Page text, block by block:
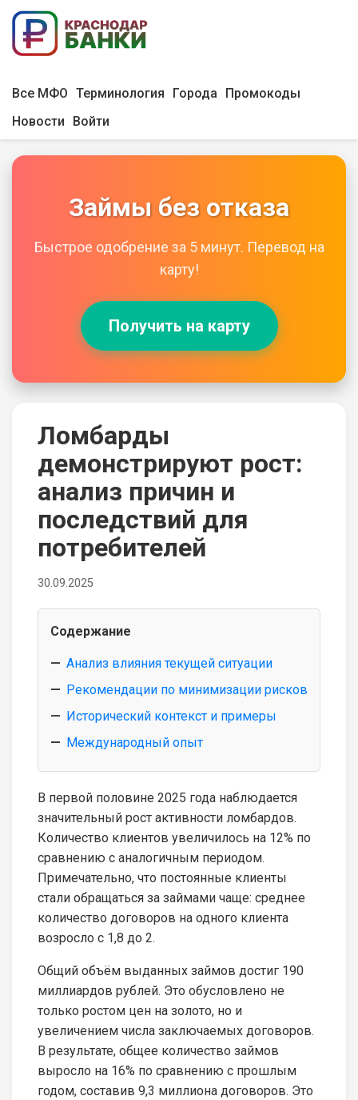
Все МФО Терминология Города
Промокоды
Новости
Войти
Займы без отказа
Быстрое одобрение за 5 минут. Перевод на
карту!
Получить на карту
Ломбарды
демонстрируют рост:
анализ причин и
последствий для
потребителей
30.09.2025
Содержание
Анализ влияния текущей ситуации
Рекомендации по минимизации рисков
Исторический контекст и примеры
Международный опыт
В первой половине 2025 года наблюдается
значительный рост активности ломбардов.
Количество клиентов увеличилось на 12% по
сравнению с аналогичным периодом.
Примечательно, что постоянные клиенты
стали обращаться за займами чаще: среднее
количество договоров на одного клиента
возросло с 1,8 до 2.
Общий объём выданных займов достиг 190
миллиардов рублей. Это обусловлено не
только ростом цен на золото, но и
увеличением числа заключаемых договоров.
В результате, общее количество займов
выросло на 16% по сравнению с прошлым
годом, составив 9,3 миллиона договоров. Это